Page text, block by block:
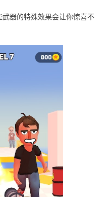
器的特殊效果会让你惊喜不